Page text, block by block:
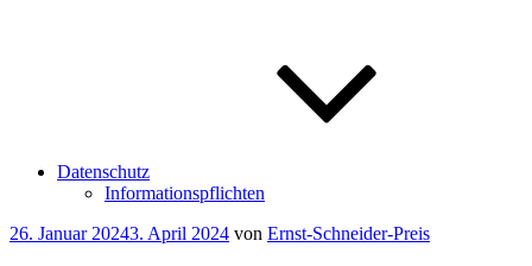
Datenschutz
Informationspflichten
Veröffentlicht
26. Januar 20243. April 2024 von Ernst-Schneider-Preis